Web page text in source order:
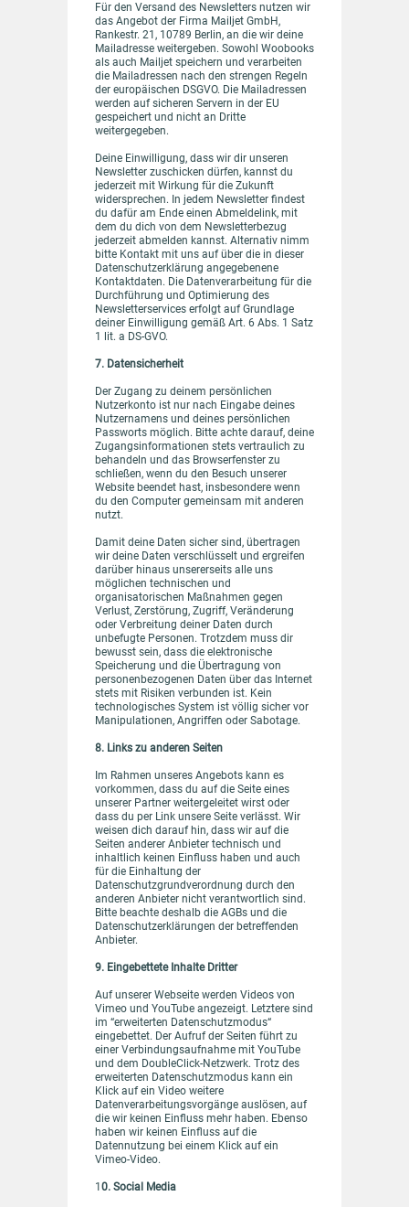
Für den Versand des Newsletters nutzen wir
das Angebot der Firma Mailjet GmbH,
Rankestr. 21, 10789 Berlin, an die wir deine
Mailadresse weitergeben. Sowohl Woobooks
als auch Mailjet speichern und verarbeiten
die Mailadressen nach den strengen Regeln
der europäischen DSGVO. Die Mailadressen
werden auf sicheren Servern in der EU
gespeichert und nicht an Dritte
weitergegeben.
Deine Einwilligung, dass wir dir unseren
Newsletter zuschicken dürfen, kannst du
jederzeit mit Wirkung für die Zukunft
widersprechen. In jedem Newsletter findest
du dafür am Ende einen Abmeldelink, mit
dem du dich von dem Newsletterbezug
jederzeit abmelden kannst. Alternativ nimm
bitte Kontakt mit uns auf über die in dieser
Datenschutzerklärung angegebenene
Kontaktdaten. Die Datenverarbeitung für die
Durchführung und Optimierung des
Newsletterservices erfolgt auf Grundlage
deiner Einwilligung gemäß Art. 6 Abs. 1 Satz
1 lit. a DS-GVO.
7. Datensicherheit
Der Zugang zu deinem persönlichen
Nutzerkonto ist nur nach Eingabe deines
Nutzernamens und deines persönlichen
Passworts möglich. Bitte achte darauf, deine
Zugangsinformationen stets vertraulich zu
behandeln und das Browserfenster zu
schließen, wenn du den Besuch unserer
Website beendet hast, insbesondere wenn
du den Computer gemeinsam mit anderen
nutzt.
Damit deine Daten sicher sind, übertragen
wir deine Daten verschlüsselt und ergreifen
darüber hinaus unsererseits alle uns
möglichen technischen und
organisatorischen Maßnahmen gegen
Verlust, Zerstörung, Zugriff, Veränderung
oder Verbreitung deiner Daten durch
unbefugte Personen. Trotzdem muss dir
bewusst sein, dass die elektronische
Speicherung und die Übertragung von
personenbezogenen Daten über das Internet
stets mit Risiken verbunden ist. Kein
technologisches System ist völlig sicher vor
Manipulationen, Angriffen oder Sabotage.
8. Links zu anderen Seiten
Im Rahmen unseres Angebots kann es
vorkommen, dass du auf die Seite eines
unserer Partner weitergeleitet wirst oder
dass du per Link unsere Seite verlässt. Wir
weisen dich darauf hin, dass wir auf die
Seiten anderer Anbieter technisch und
inhaltlich keinen Einfluss haben und auch
für die Einhaltung der
Datenschutzgrundverordnung durch den
anderen Anbieter nicht verantwortlich sind.
Bitte beachte deshalb die AGBs und die
Datenschutzerklärungen der betreffenden
Anbieter.
9. Eingebettete Inhalte Dritter
Auf unserer Webseite werden Videos von
Vimeo und YouTube angezeigt. Letztere sind
im “erweiterten Datenschutzmodus“
eingebettet. Der Aufruf der Seiten führt zu
einer Verbindungsaufnahme mit YouTube
und dem DoubleClick-Netzwerk. Trotz des
erweiterten Datenschutzmodus kann ein
Klick auf ein Video weitere
Datenverarbeitungsvorgänge auslösen, auf
die wir keinen Einfluss mehr haben. Ebenso
haben wir keinen Einfluss auf die
Datennutzung bei einem Klick auf ein
Vimeo-Video.
1 0. Social Media